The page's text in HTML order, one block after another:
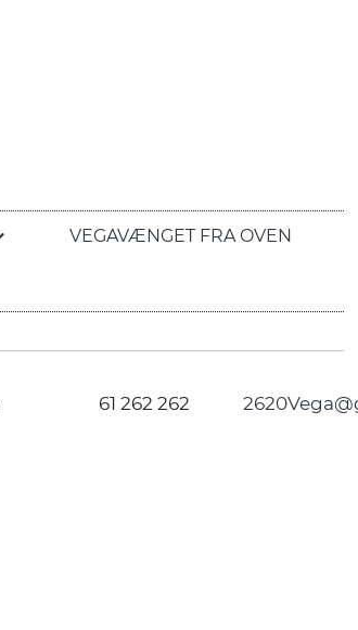
VEGAVÆNGET FRA OVEN
61 262 262